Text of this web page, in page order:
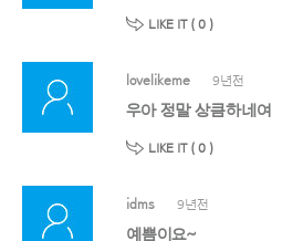
LIKE IT ( 0 )
lovelikeme 9년전
우아 정말 상큼하네여
LIKE IT ( 0 )
idms 9년전
예쁨이요~